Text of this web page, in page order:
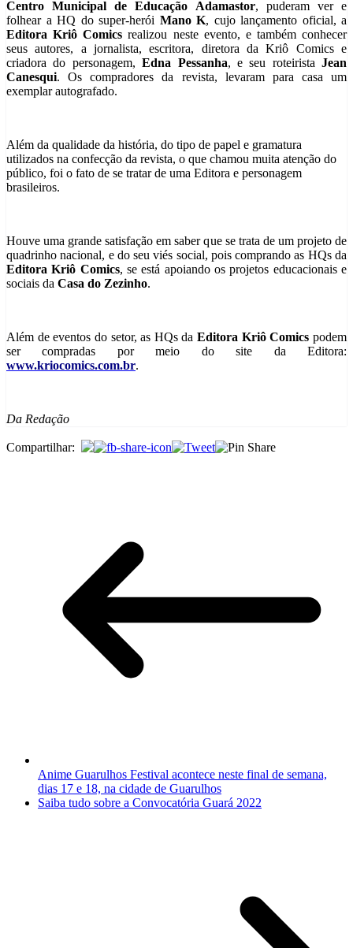
Centro Municipal de Educação Adamastor, puderam ver e
folhear a HQ do super-herói Mano K, cujo lançamento oficial, a
Editora Kriô Comics realizou neste evento, e também conhecer
seus autores, a jornalista, escritora, diretora da Kriô Comics e
criadora do personagem,Edna Pessanha, e seu roteirista Jean
Canesqui. Os compradores da revista, levaram para casa um
exemplar autografado.
Além da qualidade da história, do tipo de papel e gramatura
utilizados na confecção da revista, o que chamou muita atenção do
público, foi o fato de se tratar de uma Editora e personagem
brasileiros.
Houve uma grande satisfação em saber que se trata de um projeto de
quadrinho nacional, e do seu viés social, pois comprando as HQs da
Editora Kriô Comics, se está apoiando os projetos educacionais e
sociais da Casa do Zezinho.
Além de eventos do setor, as HQs daEditora Kriô Comics podem
ser compradas por meio do site da Editora:
www.kriocomics.com.br.
Da Redação
Compartilhar:
Anime Guarulhos Festival acontece neste final de semana,
dias 17 e 18, na cidade de Guarulhos
Saiba tudo sobre a Convocatória Guará 2022